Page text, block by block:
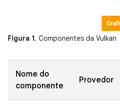
Figura 1. Componentes da Vulkan
Nome do
componente
Provedor